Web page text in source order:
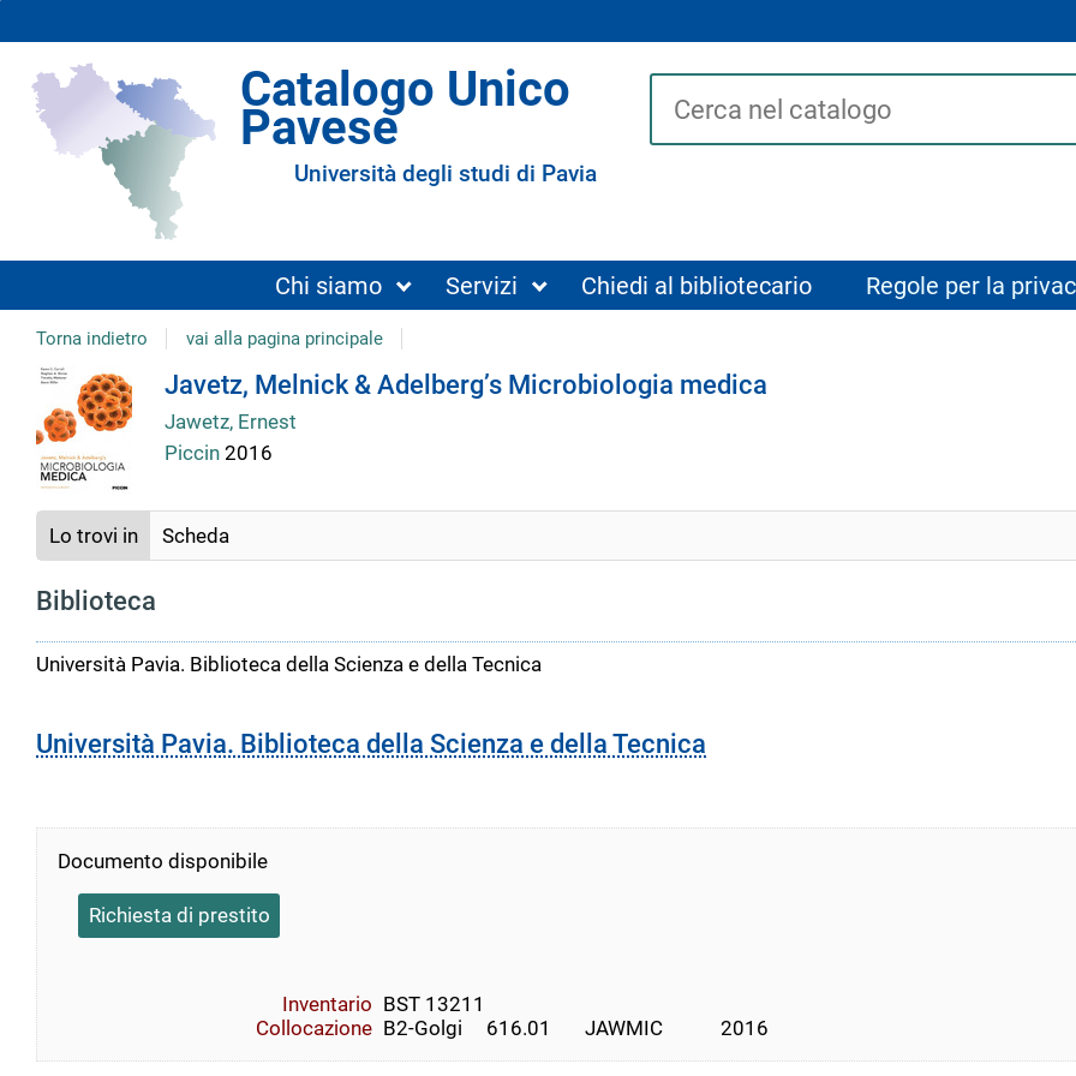
Catalogo Unico
Pavese
Università degli studi di Pavia
Cerca su "Catalogo"
Chi siamo Servizi Chiedi al bibliotecario Regole per la
Torna indietro vai alla pagina principale
Dettaglio
del
documento
Javetz, Melnick & Adelbergʼs Microbiologia medica
Jawetz, Ernest
Piccin 2016
Lo trovi in Scheda
Biblioteca
Università Pavia. Biblioteca della Scienza e della Tecnica
Università Pavia. Biblioteca della Scienza e della Tecnica
Documento disponibile
Richiesta di prestito
Inventario BST 13211
Collocazione B2-Golgi     616.01       JAWMIC            2016